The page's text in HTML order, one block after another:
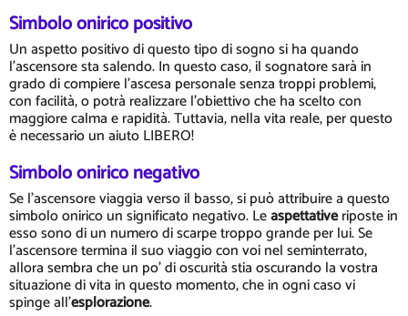
Simbolo onirico positivo
Un aspetto positivo di questo tipo di sogno si ha quando
l'ascensore sta salendo. In questo caso, il sognatore sarà in
grado di compiere l'ascesa personale senza troppi problemi,
con facilità, o potrà realizzare l'obiettivo che ha scelto con
maggiore calma e rapidità. Tuttavia, nella vita reale, per questo
è necessario un aiuto LIBERO!
Simbolo onirico negativo
Se l'ascensore viaggia verso il basso, si può attribuire a questo
simbolo onirico un significato negativo. Leaspettativeriposte in
esso sono di un numero di scarpe troppo grande per lui. Se
l'ascensore termina il suo viaggio con voi nel seminterrato,
allora sembra che un po' di oscurità stia oscurando la vostra
situazione di vita in questo momento, che in ogni caso vi
spinge all'esplorazione.